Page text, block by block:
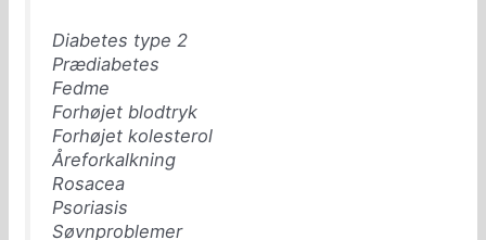
Diabetes type 2
Prædiabetes
Fedme
Forhøjet blodtryk
Forhøjet kolesterol
Åreforkalkning
Rosacea
Psoriasis
Søvnproblemer